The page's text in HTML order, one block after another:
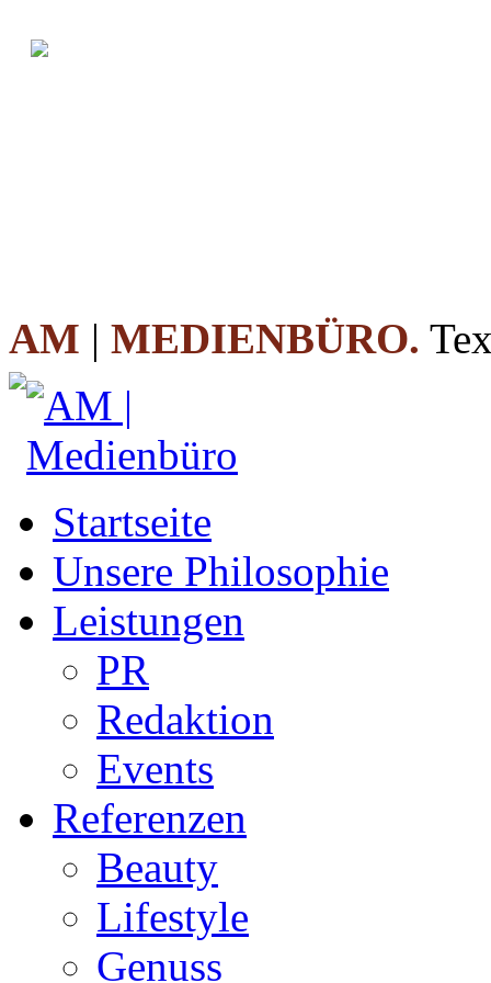
AM | MEDIENBÜRO.
Startseite
Unsere Philosophie
Leistungen
PR
Redaktion
Events
Referenzen
Beauty
Lifestyle
Genuss